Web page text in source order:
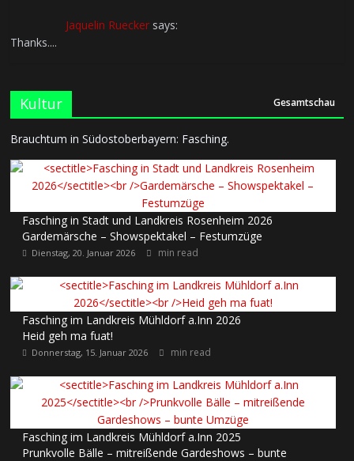
Jaquelin Ruecker says:
Thanks....
Kultur Gesamtschau
Brauchtum in Südostoberbayern: Fasching.
Fasching in Stadt und Landkreis Rosenheim 2026
Gardemärsche – Showspektakel – Festumzüge
Dienstag, 20. Januar 2026 min read
Fasching im Landkreis Mühldorf a.Inn 2026
Heid geh ma fuat!
Donnerstag, 15. Januar 2026 min read
Fasching im Landkreis Mühldorf a.Inn 2025
Prunkvolle Bälle – mitreißende Gardeshows – bunte